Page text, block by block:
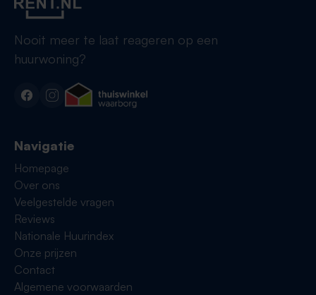
Nooit meer te laat reageren op een
huurwoning?
Navigatie
Homepage
Over ons
Veelgestelde vragen
Reviews
Nationale Huurindex
Onze prijzen
Contact
Algemene voorwaarden